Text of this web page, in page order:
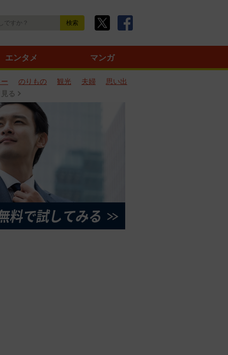
エンタメ マンガ
のりもの 観光 夫婦
思い出
る